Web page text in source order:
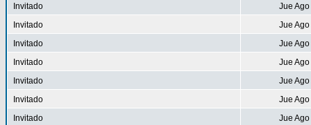
Invitado
Jue
Invitado
Jue
Invitado
Jue
Invitado
Jue
Invitado
Jue
Invitado
Jue
Invitado
Jue